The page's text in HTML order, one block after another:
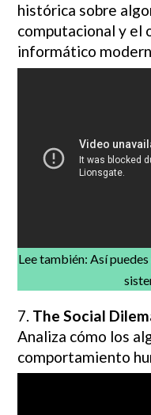
histórica sobre
computacional y el
informático
Lee también: Así
7. The Social
Analiza cómo los
comportamiento